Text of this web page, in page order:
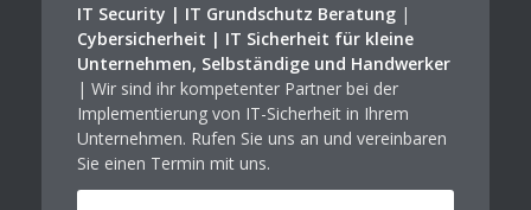
IT Security | IT Grundschutz Beratung|
Cybersicherheit | IT Sicherheit für kleine
Unternehmen, Selbständige und Handwerker
| Wir sind ihr kompetenter Partner bei der
Implementierung von IT-Sicherheit in Ihrem
Unternehmen. Rufen Sie uns an und vereinbaren
Sie einen Termin mit uns.